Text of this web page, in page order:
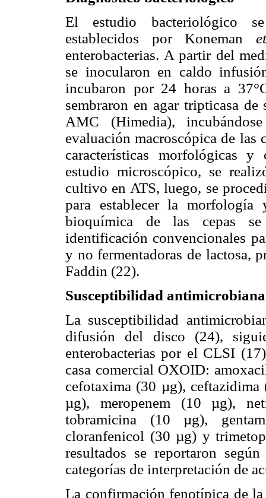
El estudio bacteriológico
establecidos por Koneman
enterobacterias. A partir del
se inocularon en caldo
incubaron por 24 horas a
sembraron en agar tripticasa
AMC (Himedia),
evaluación macroscópica de las
características morfológicas
estudio microscópico, se
cultivo en ATS, luego, se
para establecer la morfología
bioquímica de las cepas
identificación convencionales
y no fermentadoras de lactosa,
Faddin (22).
Susceptibilidad antimicrobiana
La susceptibilidad
difusión del disco (24),
enterobacterias por el CLSI
casa comercial OXOID:
cefotaxima (30 µg),
µg), meropenem (10 µg),
tobramicina (10 µg),
cloranfenicol (30 µg) y
resultados se reportaron
categorías de interpretación de
La confirmación fenotípica de